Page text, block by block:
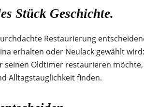
Stück Geschichte.
Restaurierung
erhalten oder Neulack gewählt
seinen Oldtimer restaurieren
Alltagstauglichkeit finden.